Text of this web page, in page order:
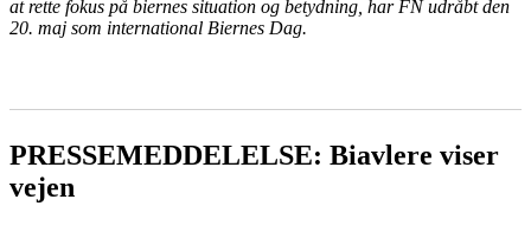
at rette fokus på biernes situation og betydning, har FN udråbt den
20. maj som international Biernes Dag.
PRESSEMEDDELELSE: Biavlere viser
vejen